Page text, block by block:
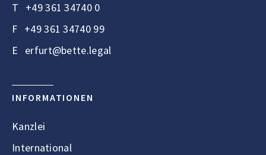
T +49 361 34740 0
F +49 361 34740 99
E erfurt@bette.legal
INFORMATIONEN
Kanzlei
International